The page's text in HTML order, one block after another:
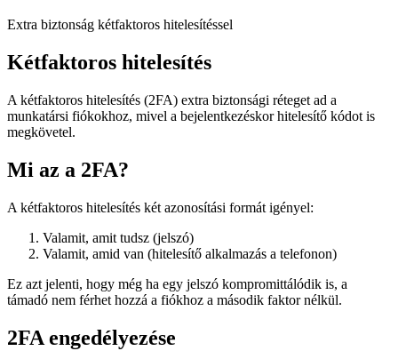
Extra biztonság kétfaktoros hitelesítéssel
Kétfaktoros hitelesítés
A kétfaktoros hitelesítés (2FA) extra biztonsági réteget ad a
munkatársi fiókokhoz, mivel a bejelentkezéskor hitelesítő kódot is
megkövetel.
Mi az a 2FA?
A kétfaktoros hitelesítés két azonosítási formát igényel:
Valamit, amit tudsz (jelszó)
Valamit, amid van (hitelesítő alkalmazás a telefonon)
Ez azt jelenti, hogy még ha egy jelszó kompromittálódik is, a
támadó nem férhet hozzá a fiókhoz a második faktor nélkül.
2FA engedélyezése